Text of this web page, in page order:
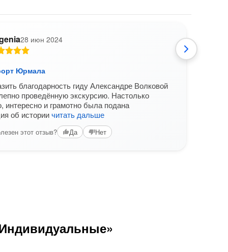
28 июн 2024
Юрмала
благодарность гиду Александре Волковой
проведённую экскурсию. Настолько
интересно и грамотно была подана
об историичитать дальше
этот отзыв? Да Нет